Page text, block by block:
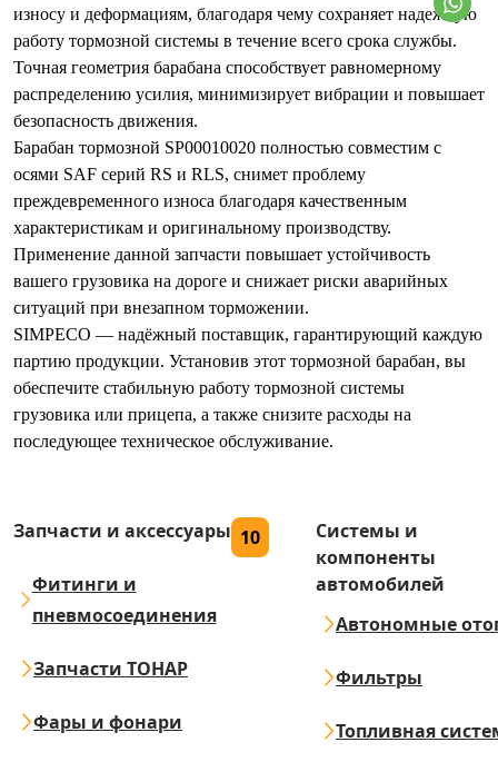
износу и деформациям, благодаря чему сохраняет надежную
работу тормозной системы в течение всего срока службы.
Точная геометрия барабана способствует равномерному
распределению усилия, минимизирует вибрации и повышает
безопасность движения.
Барабан тормозной SP00010020 полностью совместим с
осями SAF серий RS и RLS, снимет проблему
преждевременного износа благодаря качественным
характеристикам и оригинальному производству.
Применение данной запчасти повышает устойчивость
вашего грузовика на дороге и снижает риски аварийных
ситуаций при внезапном торможении.
SIMPECO — надёжный поставщик, гарантирующий каждую
партию продукции. Установив этот тормозной барабан, вы
обеспечите стабильную работу тормозной системы
грузовика или прицепа, а также снизите расходы на
последующее техническое обслуживание.
Запчасти и аксессуары 10
Фитинги и
пневмосоединения
Запчасти ТОНАР
Фары и фонари
Системы и
компоненты
автомобилей
Автономные
Фильтры
Топливная